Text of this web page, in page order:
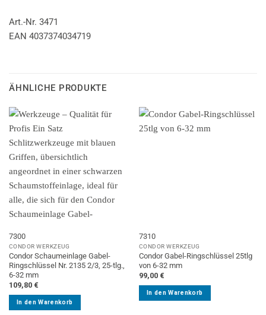
Art.-Nr. 3471
EAN 4037374034719
ÄHNLICHE PRODUKTE
7300
CONDOR WERKZEUG
Condor Schaumeinlage Gabel-
Ringschlüssel Nr. 2135 2/3, 25-tlg.,
6-32 mm
109,80 €
In den Warenkorb
7310
CONDOR WERKZEUG
Condor Gabel-Ringschlüssel 25tlg
von 6-32 mm
99,00 €
In den Warenkorb